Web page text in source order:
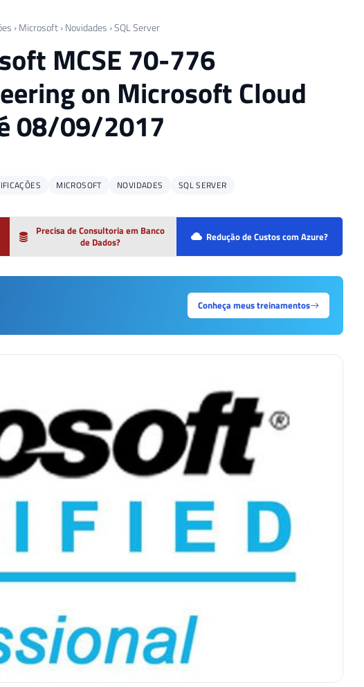
› Microsoft › Novidades ›SQL Server
MCSE 70-776
on Microsoft Cloud
08/09/2017
MICROSOFT NOVIDADES SQL SERVER
Precisa de Consultoria em Banco
de Dados?
Redução de Custos com Azure?
Conheça meus treinamentos